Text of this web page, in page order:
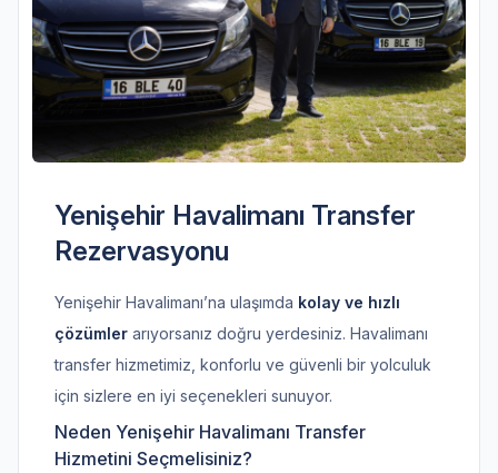
Yenişehir Havalimanı Transfer
Rezervasyonu
Yenişehir Havalimanı’na ulaşımda kolay ve hızlı
çözümler arıyorsanız doğru yerdesiniz. Havalimanı
transfer hizmetimiz, konforlu ve güvenli bir yolculuk
için sizlere en iyi seçenekleri sunuyor.
Neden Yenişehir Havalimanı Transfer
Hizmetini Seçmelisiniz?